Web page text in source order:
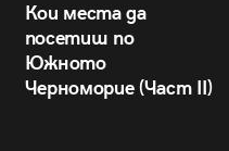
Кои места да
посетиш по
Южното
Черноморие (Част II)